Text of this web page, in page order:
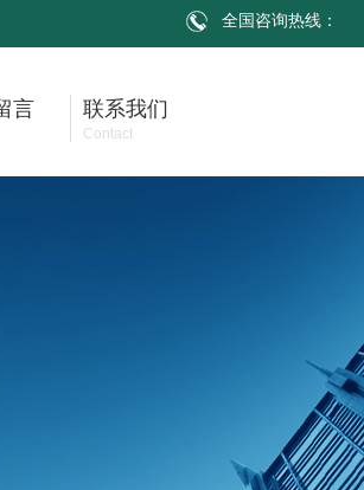
全国咨询热线：
言 联系我们
Contact